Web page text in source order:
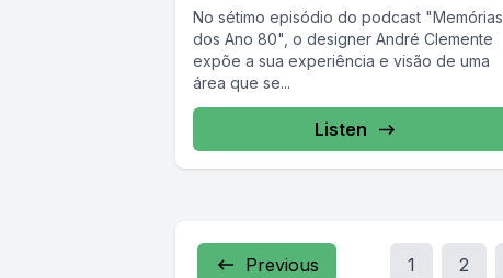
No sétimo episódio do podcast "Memórias
dos Ano 80", o designer André Clemente
expõe a sua experiência e visão de uma
área que se...
Listen
Previous 1 2